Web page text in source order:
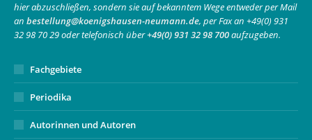
new
window
new
window
in
new
window
hier abzuschließen, sondern sie auf bekanntem Wege entweder per Mail
an bestellung@koenigshausen-neumann.de, per Fax an +49(0) 931
32 98 70 29 oder telefonisch über+49(0) 931 32 98 700aufzugeben.
Fachgebiete
Periodika
Autorinnen und Autoren